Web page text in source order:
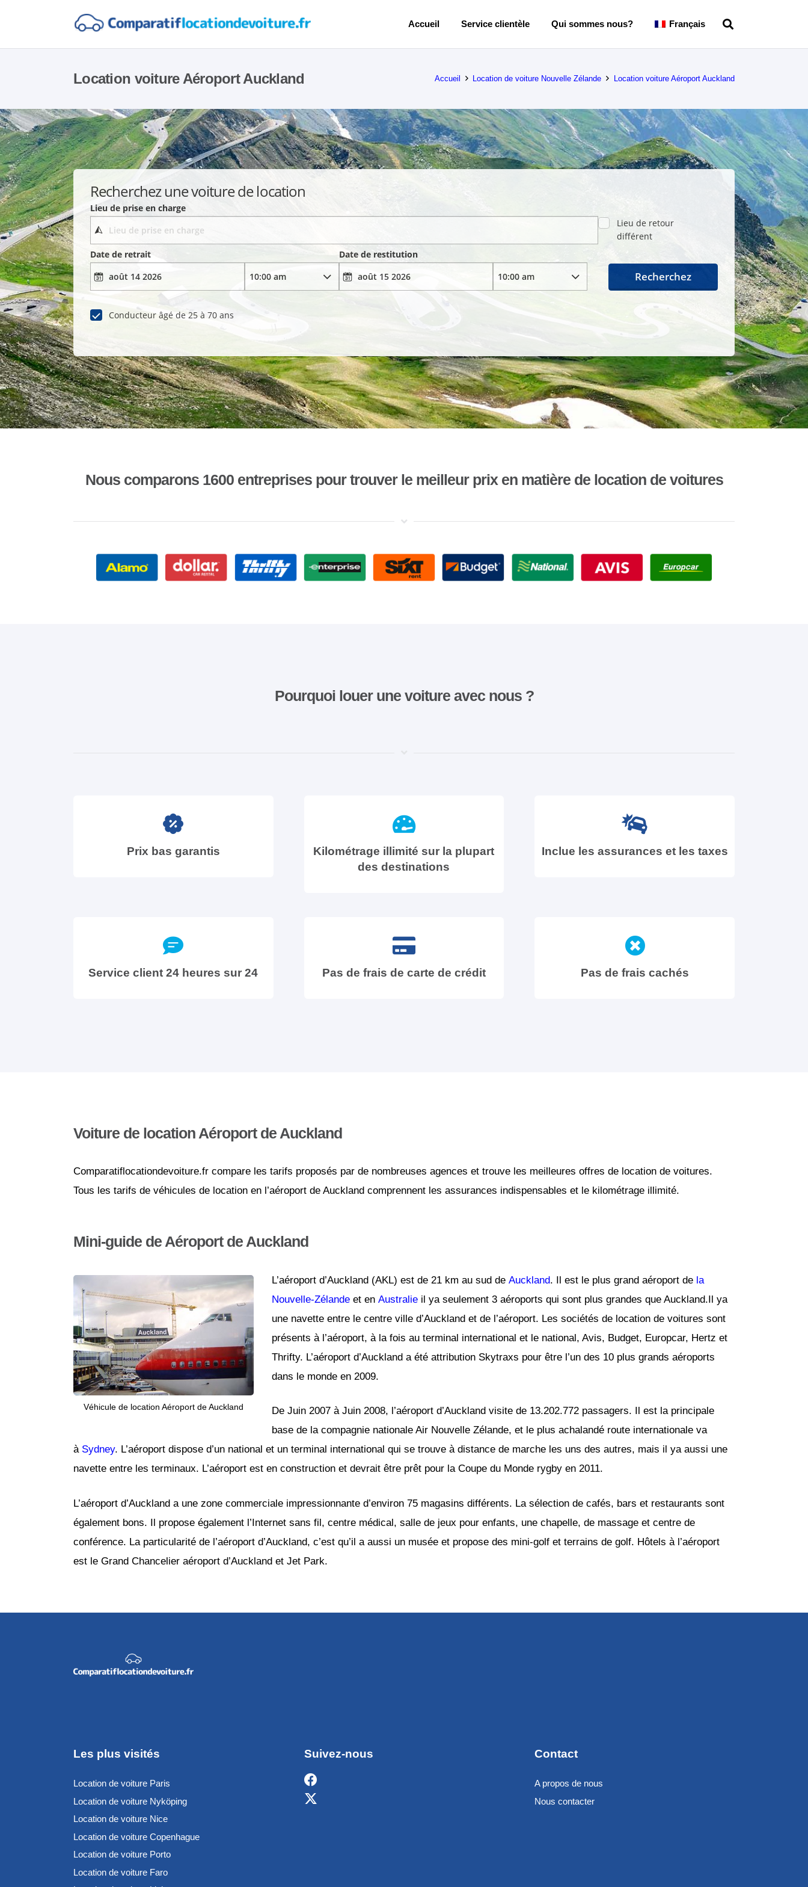
Accueil Service clientèle Qui sommes nous? Français
Location voiture Aéroport Auckland Accueil Location de voiture Nouvelle Zélande Location voiture Aéroport Auckland
Recherchez une voiture de location
Lieu de prise en charge
Lieu de retour
différent
Date de retrait
Date de restitution
Conducteur âgé de 25 à 70 ans
Recherchez
Nous comparons 1600 entreprises pour trouver le meilleur prix en matière de location de voitures
Pourquoi louer une voiture avec nous ?
Prix bas garantis
Kilométrage illimité sur la plupart
des destinations
Inclue les assurances et les taxes
Service client 24 heures sur 24 Pas de frais de carte de crédit Pas de frais cachés
Voiture de location Aéroport de Auckland
Comparatiflocationdevoiture.fr compare les tarifs proposés par de nombreuses agences et trouve les meilleures offres de location de voitures.
Tous les tarifs de véhicules de location en l’aéroport de Auckland comprennent les assurances indispensables et le kilométrage illimité.
Mini-guide de Aéroport de Auckland
Véhicule de location Aéroport de Auckland
L’aéroport d’Auckland (AKL) est de 21 km au sud de Auckland. Il est le plus grand aéroport de la
Nouvelle-Zélande et en Australie il ya seulement 3 aéroports qui sont plus grandes que Auckland.Il ya
une navette entre le centre ville d’Auckland et de l’aéroport. Les sociétés de location de voitures sont
présents à l’aéroport, à la fois au terminal international et le national, Avis, Budget, Europcar, Hertz et
Thrifty. L’aéroport d’Auckland a été attribution Skytraxs pour être l’un des 10 plus grands aéroports
dans le monde en 2009.
De Juin 2007 à Juin 2008, l’aéroport d’Auckland visite de 13.202.772 passagers. Il est la principale
base de la compagnie nationale Air Nouvelle Zélande, et le plus achalandé route internationale va
à Sydney. L’aéroport dispose d’un national et un terminal international qui se trouve à distance de marche les uns des autres, mais il ya aussi une
navette entre les terminaux. L’aéroport est en construction et devrait être prêt pour la Coupe du Monde rygby en 2011.
L’aéroport d’Auckland a une zone commerciale impressionnante d’environ 75 magasins différents. La sélection de cafés, bars et restaurants sont
également bons. Il propose également l’Internet sans fil, centre médical, salle de jeux pour enfants, une chapelle, de massage et centre de
conférence. La particularité de l’aéroport d’Auckland, c’est qu’il a aussi un musée et propose des mini-golf et terrains de golf. Hôtels à l’aéroport
est le Grand Chancelier aéroport d’Auckland et Jet Park.
Les plus visités
Location de voiture Paris
Location de voiture Nyköping
Location de voiture Nice
Location de voiture Copenhague
Location de voiture Porto
Location de voiture Faro
Suivez-nous Contact
A propos de nous
Nous contacter